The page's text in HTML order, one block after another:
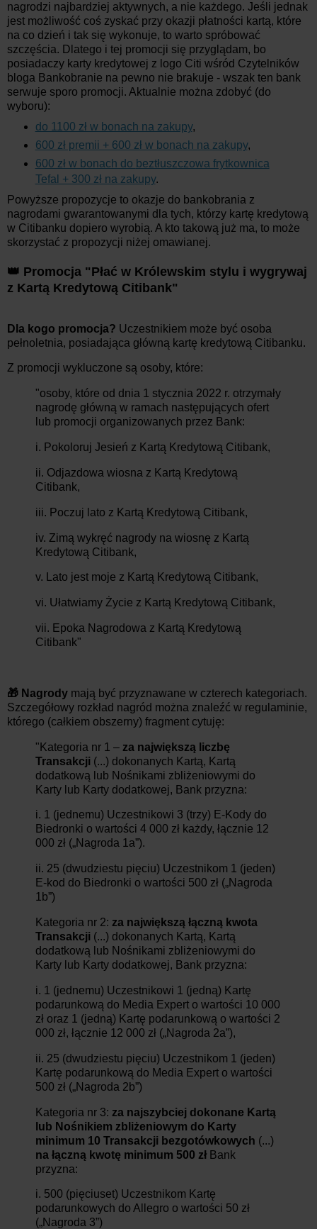
nagrodzi najbardziej aktywnych, a nie każdego. Jeśli jednak
jest możliwość coś zyskać przy okazji płatności kartą, które
na co dzień i tak się wykonuje, to warto spróbować
szczęścia. Dlatego i tej promocji się przyglądam, bo
posiadaczy karty kredytowej z logo Citi wśród Czytelników
bloga Bankobranie na pewno nie brakuje - wszak ten bank
serwuje sporo promocji. Aktualnie można zdobyć (do
wyboru):
do 1100 zł w bonach na zakupy,
600 zł premii + 600 zł w bonach na zakupy,
600 zł w bonach do beztłuszczowa frytkownica
Tefal + 300 zł na zakupy.
Powyższe propozycje to okazje do bankobrania z
nagrodami gwarantowanymi dla tych, którzy kartę kredytową
w Citibanku dopiero wyrobią. A kto takową już ma, to może
skorzystać z propozycji niżej omawianej.
👑 Promocja "Płać w Królewskim stylu i wygrywaj
z Kartą Kredytową Citibank"
Dla kogo promocja? Uczestnikiem może być osoba
pełnoletnia, posiadająca główną kartę kredytową Citibanku.
Z promocji wykluczone są osoby, które:
"osoby, które od dnia 1 stycznia 2022 r. otrzymały
nagrodę główną w ramach następujących ofert
lub promocji organizowanych przez Bank:
i. Pokoloruj Jesień z Kartą Kredytową Citibank,
ii. Odjazdowa wiosna z Kartą Kredytową
Citibank,
iii. Poczuj lato z Kartą Kredytową Citibank,
iv. Zimą wykręć nagrody na wiosnę z Kartą
Kredytową Citibank,
v. Lato jest moje z Kartą Kredytową Citibank,
vi. Ułatwiamy Życie z Kartą Kredytową Citibank,
vii. Epoka Nagrodowa z Kartą Kredytową
Citibank"
🎁 Nagrody mają być przyznawane w czterech kategoriach.
Szczegółowy rozkład nagród można znaleźć w regulaminie,
którego (całkiem obszerny) fragment cytuję:
"Kategoria nr 1 – za największą liczbę
Transakcji (...) dokonanych Kartą, Kartą
dodatkową lub Nośnikami zbliżeniowymi do
Karty lub Karty dodatkowej, Bank przyzna:
i. 1 (jednemu) Uczestnikowi 3 (trzy) E-Kody do
Biedronki o wartości 4 000 zł każdy, łącznie 12
000 zł („Nagroda 1a”).
ii. 25 (dwudziestu pięciu) Uczestnikom 1 (jeden)
E-kod do Biedronki o wartości 500 zł („Nagroda
1b”)
Kategoria nr 2: za największą łączną kwota
Transakcji (...) dokonanych Kartą, Kartą
dodatkową lub Nośnikami zbliżeniowymi do
Karty lub Karty dodatkowej, Bank przyzna:
i. 1 (jednemu) Uczestnikowi 1 (jedną) Kartę
podarunkową do Media Expert o wartości 10 000
zł oraz 1 (jedną) Kartę podarunkową o wartości 2
000 zł, łącznie 12 000 zł („Nagroda 2a”),
ii. 25 (dwudziestu pięciu) Uczestnikom 1 (jeden)
Kartę podarunkową do Media Expert o wartości
500 zł („Nagroda 2b”)
Kategoria nr 3: za najszybciej dokonane Kartą
lub Nośnikiem zbliżeniowym do Karty
minimum 10 Transakcji bezgotówkowych (...)
na łączną kwotę minimum 500 zł Bank
przyzna:
i. 500 (pięciuset) Uczestnikom Kartę
podarunkowych do Allegro o wartości 50 zł
(„Nagroda 3”)